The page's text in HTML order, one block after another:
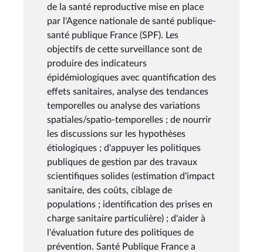
de la santé reproductive mise en place
par l'Agence nationale de santé publique-
santé publique France (SPF). Les
objectifs de cette surveillance sont de
produire des indicateurs
épidémiologiques avec quantification des
effets sanitaires, analyse des tendances
temporelles ou analyse des variations
spatiales/spatio-temporelles ; de nourrir
les discussions sur les hypothèses
étiologiques ; d'appuyer les politiques
publiques de gestion par des travaux
scientifiques solides (estimation d'impact
sanitaire, des coûts, ciblage de
populations ; identification des prises en
charge sanitaire particulière) ; d'aider à
l'évaluation future des politiques de
prévention. Santé Publique France a